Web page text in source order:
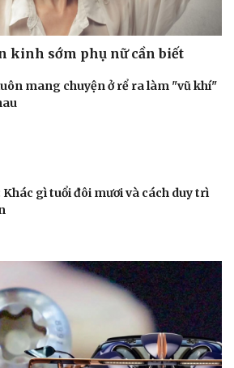
kinh sớm phụ nữ cần biết
mang chuyện ở rể ra làm "vũ khí"
Khác gì tuổi đôi mươi và cách duy trì